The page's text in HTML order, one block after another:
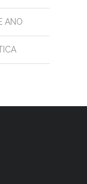
ANO